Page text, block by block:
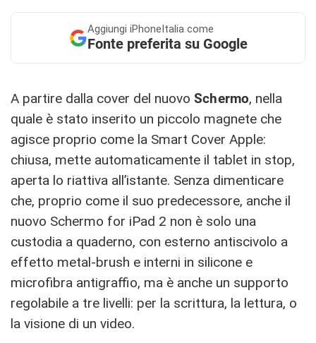
Aggiungi iPhoneItalia come
Fonte preferita su Google
A partire dalla cover del nuovo Schermo, nella
quale è stato inserito un piccolo magnete che
agisce proprio come la Smart Cover Apple:
chiusa, mette automaticamente il tablet in stop,
aperta lo riattiva all’istante. Senza dimenticare
che, proprio come il suo predecessore, anche il
nuovo Schermo for iPad 2 non è solo una
custodia a quaderno, con esterno antiscivolo a
effetto metal-brush e interni in silicone e
microfibra antigraffio, ma è anche un supporto
regolabile a tre livelli: per la scrittura, la lettura, o
la visione di un video.